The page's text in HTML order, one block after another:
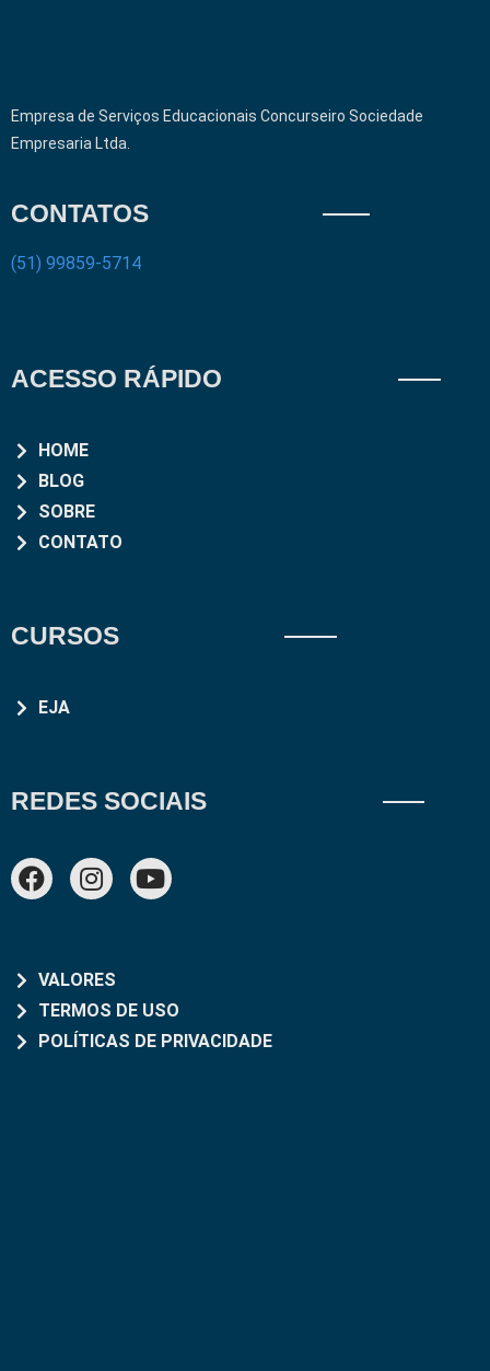
Empresa de Serviços Educacionais Concurseiro Sociedade
Empresaria Ltda.
CONTATOS
(51) 99859-5714
ACESSO RÁPIDO
HOME
BLOG
SOBRE
CONTATO
CURSOS
EJA
REDES SOCIAIS
VALORES
TERMOS DE USO
POLÍTICAS DE PRIVACIDADE